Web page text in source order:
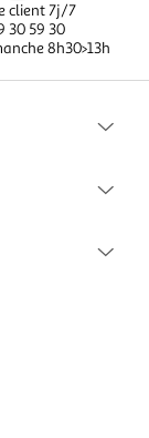
client 7j/7
30 59 30
8h30>13h